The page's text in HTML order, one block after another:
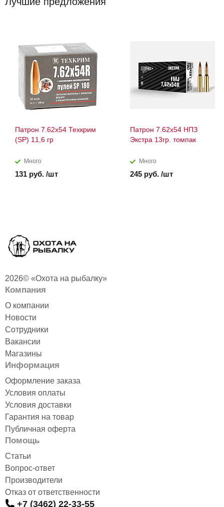
Патрон 7.62х54 Техкрим
(SP) 11,6 гр
Много
131 руб. /шт
Патрон 7.62х54 НПЗ
Экстра 13гр. томпак
Много
245 руб. /шт
2026© «Охота на рыбалку»
Компания
О компании
Новости
Сотрудники
Вакансии
Магазины
Информация
Оформление заказа
Условия оплаты
Условия доставки
Гарантия на товар
Публичная оферта
Помощь
Статьи
Вопрос-ответ
Производители
Отказ от ответственности
+7 (3462) 22-33-55